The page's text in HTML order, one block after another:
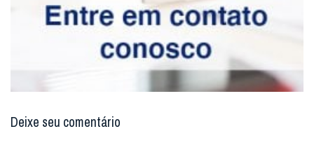
Deixe seu comentário